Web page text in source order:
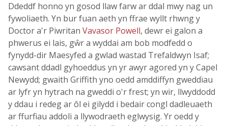
Ddeddf honno yn gosod llaw farw ar ddal mwy nag un
fywoliaeth. Yn bur fuan aeth yn ffrae wyllt rhwng y
Doctor a'r Piwritan Vavasor Powell, dewr ei galon a
phwerus ei lais, gŵr a wyddai am bob modfedd o
fynydd-dir Maesyfed a gwlad wastad Trefaldwyn Isaf;
cawsant ddadl gyhoeddus yn yr awyr agored yn y Capel
Newydd; gwaith Griffith yno oedd amddiffyn gweddïau
ar lyfr yn hytrach na gweddi o'r frest; yn wir, llwyddodd
y ddau i redeg ar ôl ei gilydd i bedair congl dadleuaeth
ar ffurfiau addoli a llywodraeth eglwysig. Yr oedd y